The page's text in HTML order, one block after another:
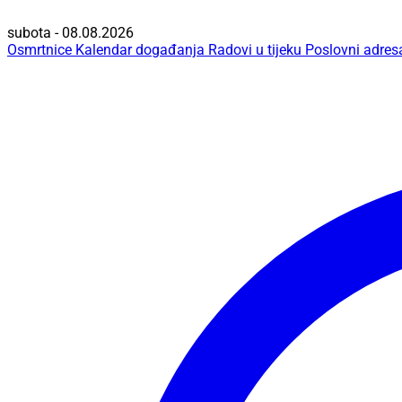
subota - 08.08.2026
Osmrtnice Kalendar događanja Radovi u tijeku Poslovni